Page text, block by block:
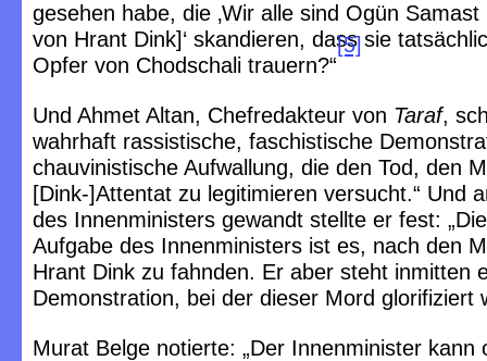
gesehen habe, die ‚Wir alle sind Ogün
von Hrant Dink]‘ skandieren, dass sie
Opfer von Chodschali trauern?“
[5]
Und Ahmet Altan, Chefredakteur von Taraf,
wahrhaft rassistische, faschistische
chauvinistische Aufwallung, die den Tod, den
[Dink-]Attentat zu legitimieren versucht.“ Und
des Innenministers gewandt stellte er fest:
Aufgabe des Innenministers ist es, nach den
Hrant Dink zu fahnden. Er aber steht inmitten
Demonstration, bei der dieser Mord glorifiziert
Murat Belge notierte: „Der Innenminister kann